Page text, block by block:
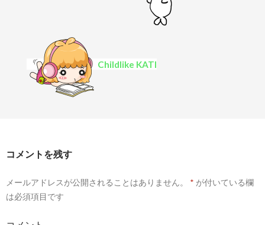
Childlike KATI
コメントを残す
メールアドレスが公開されることはありません。 * が付いている欄
は必須項目です